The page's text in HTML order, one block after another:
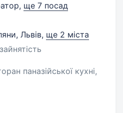
ще 7 посад
Львів, ще 2 міста
паназійської кухні,